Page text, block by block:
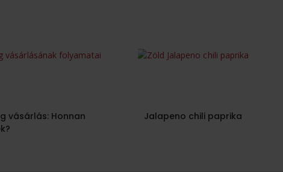
vásárlás: Honnan
Jalapeno chili paprika